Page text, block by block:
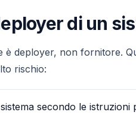
di un
è deployer, non fornitore.
rischio:
secondo le